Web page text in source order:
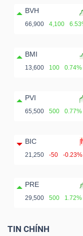
BVH
66,900 4,100
BMI
13,600 100 0.74%
PVI
65,500 500 0.77%
BIC
21,250 -50 -0.23%
PRE
29,500 500 1.72%
TIN CHÍNH